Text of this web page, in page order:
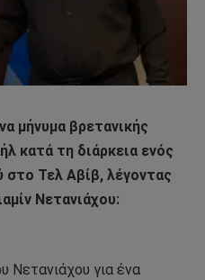
μήνυμα βρετανικής
κατά τη διάρκεια ενός
στο Τελ Αβίβ, λέγοντας
Νετανιάχου:
Νετανιάχου για ένα